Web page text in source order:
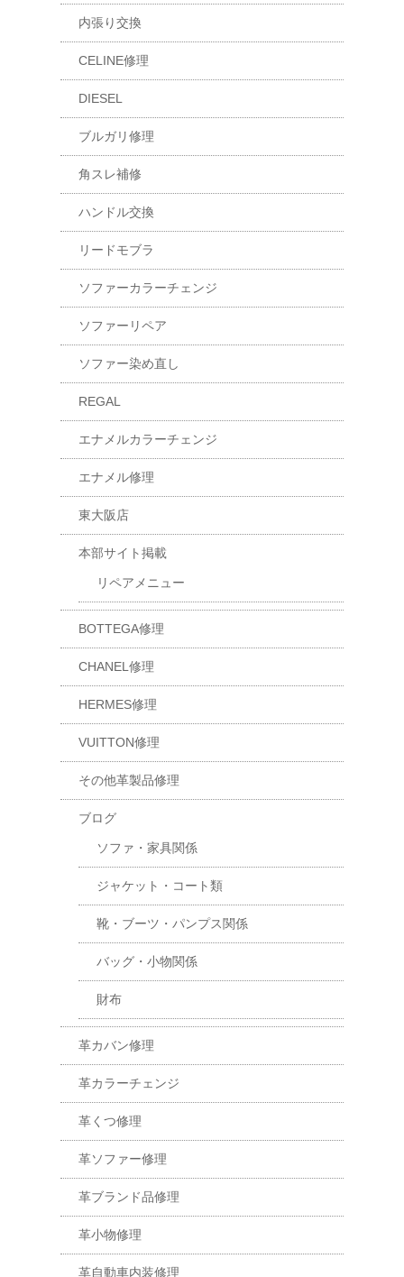
内張り交換
CELINE修理
DIESEL
ブルガリ修理
角スレ補修
ハンドル交換
リードモブラ
ソファーカラーチェンジ
ソファーリペア
ソファー染め直し
REGAL
エナメルカラーチェンジ
エナメル修理
東大阪店
本部サイト掲載
リペアメニュー
BOTTEGA修理
CHANEL修理
HERMES修理
VUITTON修理
その他革製品修理
ブログ
ソファ・家具関係
ジャケット・コート類
靴・ブーツ・パンプス関係
バッグ・小物関係
財布
革カバン修理
革カラーチェンジ
革くつ修理
革ソファー修理
革ブランド品修理
革小物修理
革自動車内装修理